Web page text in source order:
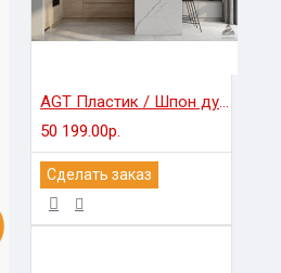
AGT Пластик / Шпон дуба
50 199.00р.
Сделать заказ